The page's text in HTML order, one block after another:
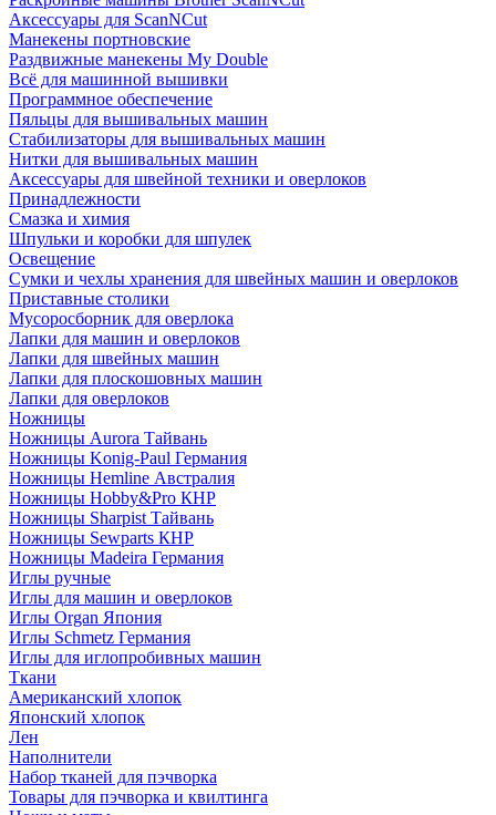
Аксессуары для ScanNCut
Манекены портновские
Раздвижные манекены My Double
Всё для машинной вышивки
Программное обеспечение
Пяльцы для вышивальных машин
Стабилизаторы для вышивальных машин
Нитки для вышивальных машин
Аксессуары для швейной техники и оверлоков
Принадлежности
Смазка и химия
Шпульки и коробки для шпулек
Освещение
Сумки и чехлы хранения для швейных машин и оверлоков
Приставные столики
Мусоросборник для оверлока
Лапки для машин и оверлоков
Лапки для швейных машин
Лапки для плоскошовных машин
Лапки для оверлоков
Ножницы
Ножницы Aurora Тайвань
Ножницы Konig-Paul Германия
Ножницы Hemline Австралия
Ножницы Hobby&Pro КНР
Ножницы Sharpist Тайвань
Ножницы Sewparts КНР
Ножницы Madeira Германия
Иглы ручные
Иглы для машин и оверлоков
Иглы Organ Япония
Иглы Schmetz Германия
Иглы для иглопробивных машин
Ткани
Американский хлопок
Японский хлопок
Лен
Наполнители
Набор тканей для пэчворка
Товары для пэчворка и квилтинга